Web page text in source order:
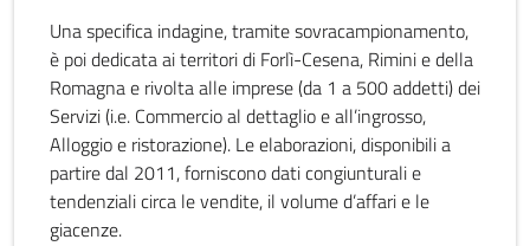
Una specifica indagine, tramite sovracampionamento,
è poi dedicata ai territori di Forlì-Cesena, Rimini e della
Romagna e rivolta alle imprese (da 1 a 500 addetti) dei
Servizi (i.e. Commercio al dettaglio e all’ingrosso,
Alloggio e ristorazione). Le elaborazioni, disponibili a
partire dal 2011, forniscono dati congiunturali e
tendenziali circa le vendite, il volume d’affari e le
giacenze.